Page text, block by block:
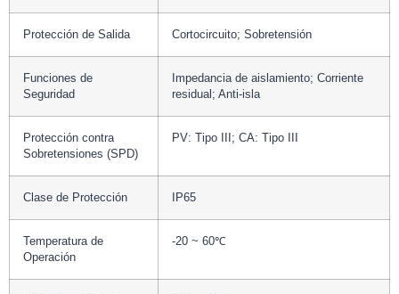
Protección de Salida Cortocircuito; Sobretensión
Funciones de
Seguridad
Impedancia de aislamiento; Corriente
residual; Anti-isla
Protección contra
Sobretensiones (SPD)
PV: Tipo III; CA: Tipo III
Clase de Protección IP65
Temperatura de
Operación
-20 ~ 60℃